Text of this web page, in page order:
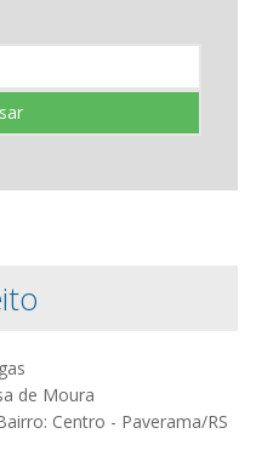
de Moura
Centro - Paverama/RS